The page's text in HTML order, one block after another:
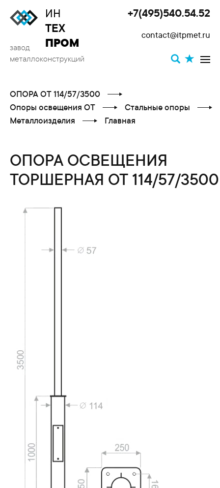
ИН
ТЕХ
ПРОМ
завод
металлоконструкций
+7(495)540.54.52
contact@itpmet.ru
ОПОРА ОТ 114/57/3500
Опоры освещения ОТ
Стальные опоры
Металлоизделия
Главная
ОПОРА ОСВЕЩЕНИЯ
ТОРШЕРНАЯ ОТ 114/57/3500